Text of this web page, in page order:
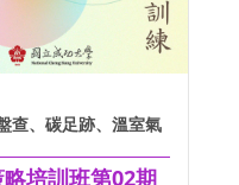
查、碳足跡、溫室氣
培訓班第02期